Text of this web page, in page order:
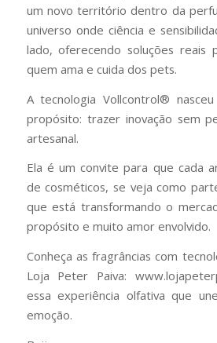
um novo território dentro da
universo onde ciência e
lado, oferecendo soluções
quem ama e cuida dos pets.
A tecnologia Vollcontrol®
propósito: trazer inovação sem
artesanal.
Ela é um convite para que cada
de cosméticos, se veja como
que está transformando o
propósito e muito amor envolvido.
Conheça as fragrâncias com
Loja Peter Paiva:
essa experiência olfativa que
emoção.